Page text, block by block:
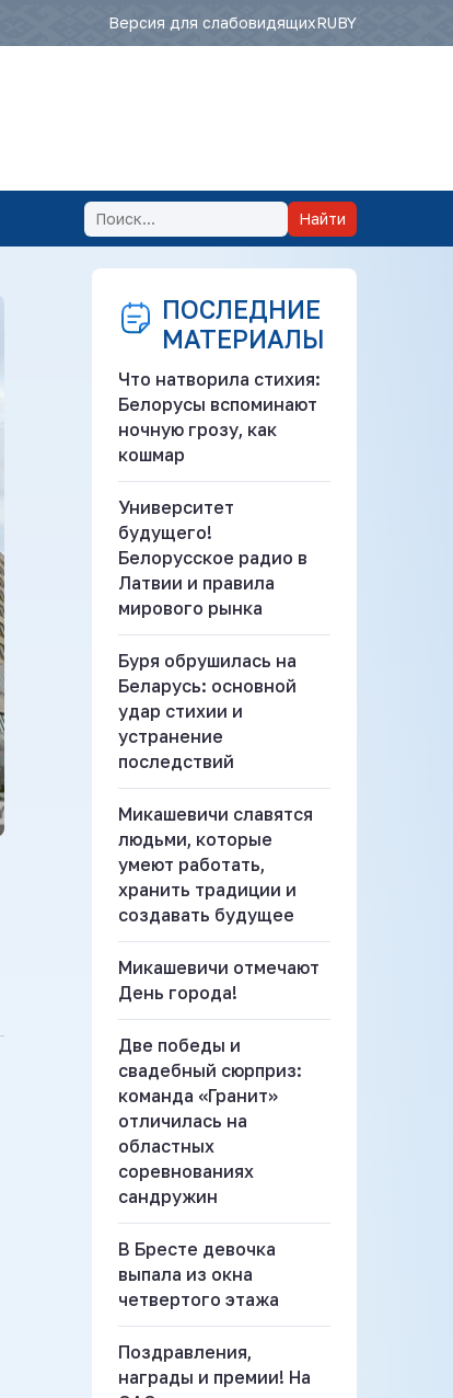
Версия для слабовидящихRUBY
Найти
ПОСЛЕДНИЕ
МАТЕРИАЛЫ
Что натворила стихия:
Белорусы вспоминают
ночную грозу, как
кошмар
Университет
будущего!
Белорусское радио в
Латвии и правила
мирового рынка
Буря обрушилась на
Беларусь: основной
удар стихии и
устранение
последствий
Микашевичи славятся
людьми, которые
умеют работать,
хранить традиции и
создавать будущее
Микашевичи отмечают
День города!
Две победы и
свадебный сюрприз:
команда «Гранит»
отличилась на
областных
соревнованиях
сандружин
В Бресте девочка
выпала из окна
четвертого этажа
Поздравления,
награды и премии! На